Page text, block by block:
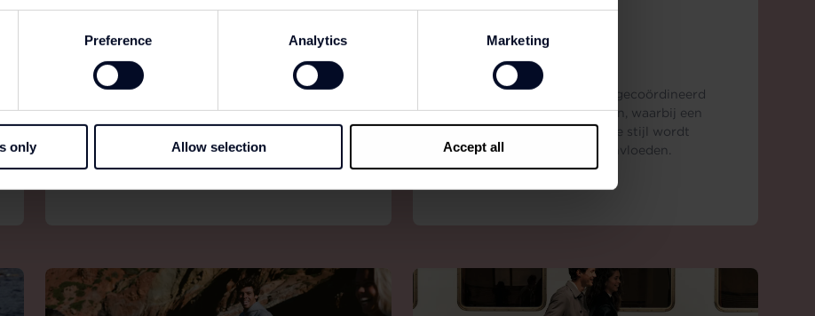
Preference Analytics Marketing
only Allow selection Accept all
STATE OF ART
Al sinds 1987 brengt State of Art vakmanschap en
iconisch design samen in tijdloze mannenmode.
MCGREGOR
McGregor is opgericht als een gecoördineerd
sportkleding merk voor mannen, waarbij een
sportieve, volledig Amerikaanse stijl wordt
gecombineerd met Europese invloeden.